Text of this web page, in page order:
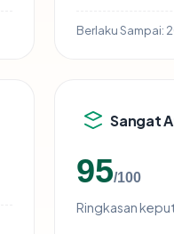
Berlaku Sampai:
Sangat
95/100
Ringkasan